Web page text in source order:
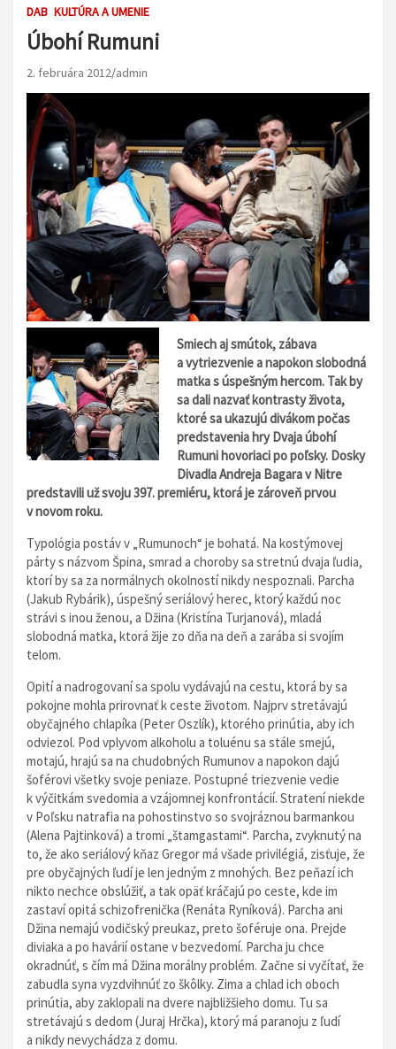
DAB KULTÚRA A UMENIE
Úbohí Rumuni
2. februára 2012 admin
Smiech aj smútok, zábava
a vytriezvenie a napokon slobodná
matka s úspešným hercom. Tak by
sa dali nazvať kontrasty života,
ktoré sa ukazujú divákom počas
predstavenia hry Dvaja úbohí
Rumuni hovoriaci po poľsky. Dosky
Divadla Andreja Bagara v Nitre
predstavili už svoju 397. premiéru, ktorá je zároveň prvou
v novom roku.
Typológia postáv v „Rumunoch“ je bohatá. Na kostýmovej
párty s názvom Špina, smrad a choroby sa stretnú dvaja ľudia,
ktorí by sa za normálnych okolností nikdy nespoznali. Parcha
(Jakub Rybárik), úspešný seriálový herec, ktorý každú noc
strávi s inou ženou, a Džina (Kristína Turjanová), mladá
slobodná matka, ktorá žije zo dňa na deň a zarába si svojím
telom.
Opití a nadrogovaní sa spolu vydávajú na cestu, ktorá by sa
pokojne mohla prirovnať k ceste životom. Najprv stretávajú
obyčajného chlapíka (Peter Oszlík), ktorého prinútia, aby ich
odviezol. Pod vplyvom alkoholu a toluénu sa stále smejú,
motajú, hrajú sa na chudobných Rumunov a napokon dajú
šoférovi všetky svoje peniaze. Postupné triezvenie vedie
k výčitkám svedomia a vzájomnej konfrontácií. Stratení niekde
v Poľsku natrafia na pohostinstvo so svojráznou barmankou
(Alena Pajtinková) a tromi „štamgastami“. Parcha, zvyknutý na
to, že ako seriálový kňaz Gregor má všade privilégiá, zisťuje, že
pre obyčajných ľudí je len jedným z mnohých. Bez peňazí ich
nikto nechce obslúžiť, a tak opäť kráčajú po ceste, kde im
zastaví opitá schizofrenička (Renáta Ryníková). Parcha ani
Džina nemajú vodičský preukaz, preto šoféruje ona. Prejde
diviaka a po havárií ostane v bezvedomí. Parcha ju chce
okradnúť, s čím má Džina morálny problém. Začne si vyčítať, že
zabudla syna vyzdvihnúť zo škôlky. Zima a chlad ich oboch
prinútia, aby zaklopali na dvere najbližšieho domu. Tu sa
stretávajú s dedom (Juraj Hrčka), ktorý má paranoju z ľudí
a nikdy nevychádza z domu.